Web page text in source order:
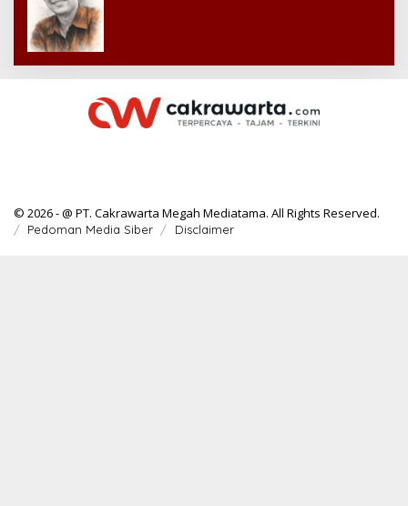
© 2026 - @ PT. Cakrawarta Megah Mediatama. All Rights Reserved.
Pedoman Media Siber Disclaimer